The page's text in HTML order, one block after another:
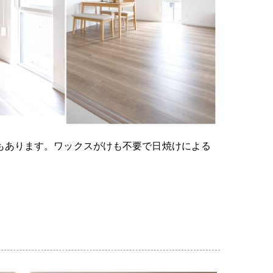
ります。ワックスがけも不要で日焼けによる